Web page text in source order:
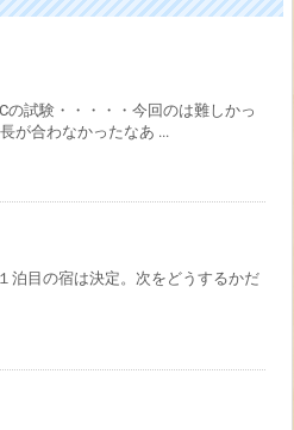
の試験・・・・・今回のは難しかっ
が合わなかったなあ ...
泊目の宿は決定。次をどうするかだ